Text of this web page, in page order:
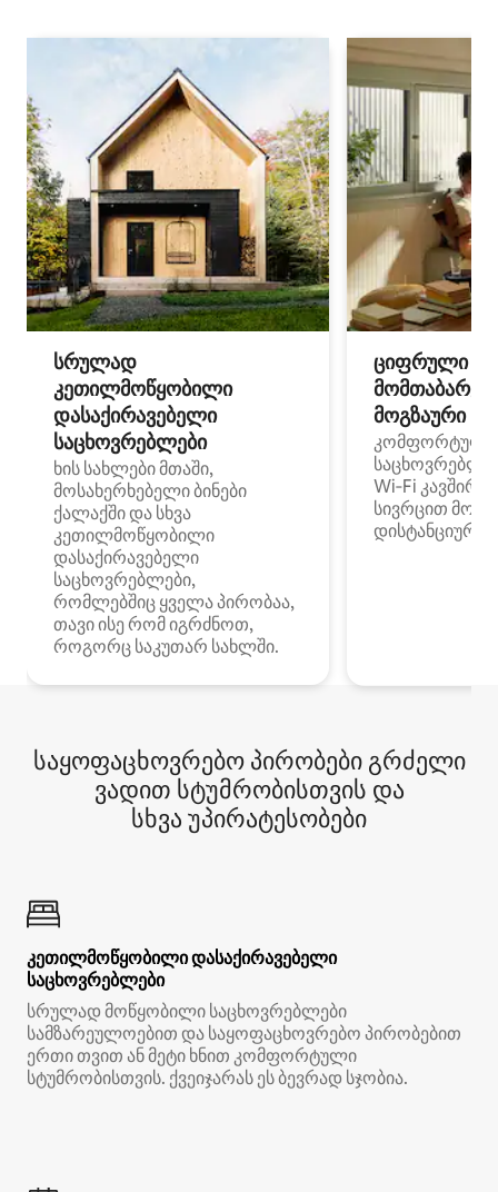
სრულად
კეთილმოწყობილი
დასაქირავებელი
საცხოვრებლები
ხის სახლები მთაში,
მოსახერხებელი ბინები
ქალაქში და სხვა
კეთილმოწყობილი
დასაქირავებელი
საცხოვრებლები,
რომლებშიც ყველა პირობაა,
თავი ისე რომ იგრძნოთ,
როგორც საკუთარ სახლში.
ციფრული
მოგზაური
კომფორტული
Wi‑Fi
სივრცით
დისტანციური
საყოფაცხოვრებო პირობები გრძელი
ვადით სტუმრობისთვის და
სხვა უპირატესობები
კეთილმოწყობილი დასაქირავებელი
საცხოვრებლები
სრულად მოწყობილი საცხოვრებლები
სამზარეულოებით და საყოფაცხოვრებო პირობებით
ერთი თვით ან მეტი ხნით კომფორტული
სტუმრობისთვის. ქვეიჯარას ეს ბევრად სჯობია.